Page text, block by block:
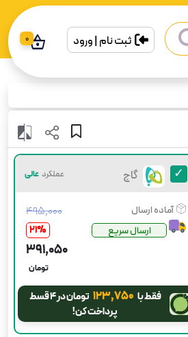
ثبت نام | ورود 0
گاج عملکرد عالی
آماده ارسال
ارسال سریع
۴۹۵٬۰۰۰
21%
۳۹۱٬۰۵۰
تومان
فقط با ۱۲۳٬۷۵۰
تومان در ۴ قسط
پرداخت کن!